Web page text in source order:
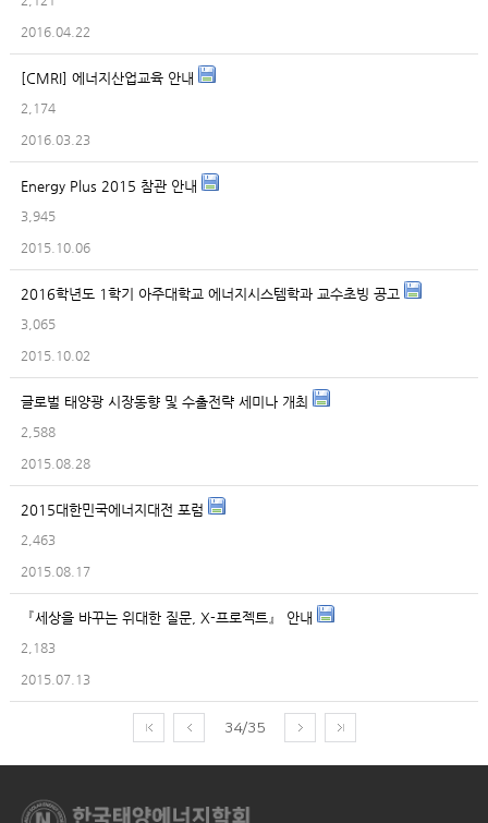
2016.04.22
[CMRI] 에너지산업교육 안내
2,174
2016.03.23
Energy Plus 2015 참관 안내
3,945
2015.10.06
2016학년도 1학기 아주대학교 에너지시스템학과 교수초빙 공고
3,065
2015.10.02
글로벌 태양광 시장동향 및 수출전략 세미나 개최
2,588
2015.08.28
2015대한민국에너지대전 포럼
2,463
2015.08.17
『세상을 바꾸는 위대한 질문, X-프로젝트』 안내
2,183
2015.07.13
34/35